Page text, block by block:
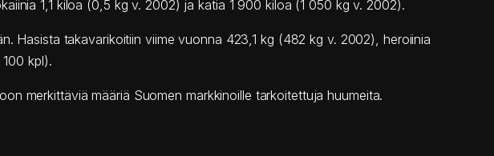
1,1 kiloa (0,5 kg v. 2002) ja katia 1 900 kiloa (1 050 kg v. 2002).
Hasista takavarikoitiin viime vuonna 423,1 kg (482 kg v. 2002), heroiinia
kpl).
merkittäviä määriä Suomen markkinoille tarkoitettuja huumeita.